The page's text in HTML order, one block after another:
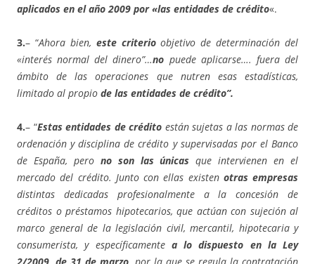
aplicados en el año 2009 por «las entidades de crédito«.
3.– “Ahora bien, este criterioobjetivo de determinación del
«interés normal del dinero”…no puede aplicarse…. fuera del
ámbito de las operaciones que nutren esas estadísticas,
limitado al propio de las entidades de crédito”.
4.– “Estas entidades de crédito están sujetas a las normas de
ordenación y disciplina de crédito y supervisadas por el Banco
de España, pero no son las únicas que intervienen en el
mercado del crédito. Junto con ellas existen otras empresas
distintas dedicadas profesionalmente a la concesión de
créditos o préstamos hipotecarios, que actúan con sujeción al
marco general de la legislación civil, mercantil, hipotecaria y
consumerista, y específicamente a lo dispuesto en la Ley